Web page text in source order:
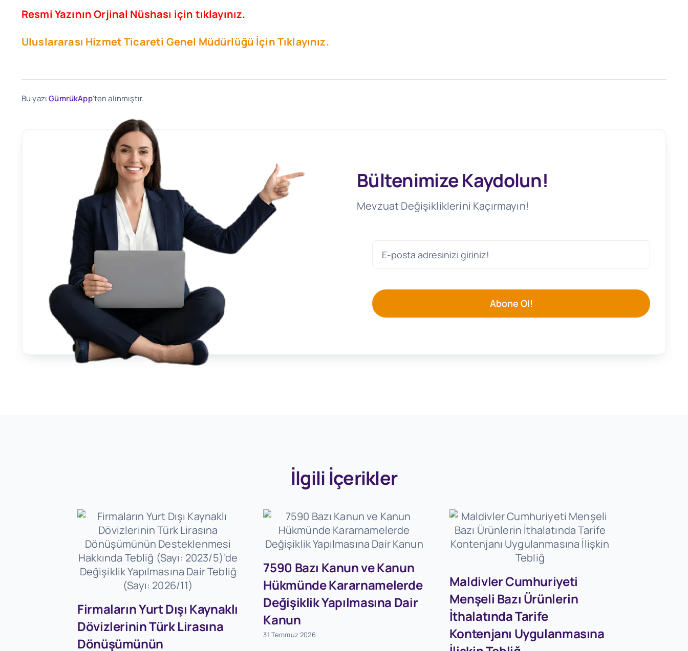
Resmi Yazının Orjinal Nüshası için tıklayınız.
Uluslararası Hizmet Ticareti Genel Müdürlüğü İçin Tıklayınız.
Bu yazıGümrükApp'ten alınmıştır.
Bültenimize Kaydolun!
Mevzuat Değişikliklerini Kaçırmayın!
Abone Ol!
İlgili İçerikler
Firmaların Yurt Dışı Kaynaklı
Dövizlerinin Türk Lirasına
Dönüşümünün
7590 Bazı Kanun ve Kanun
Hükmünde Kararnamelerde
Değişiklik Yapılmasına Dair
Kanun
31 Temmuz 2026
Maldivler Cumhuriyeti
Menşeli Bazı Ürünlerin
İthalatında Tarife
Kontenjanı Uygulanmasına